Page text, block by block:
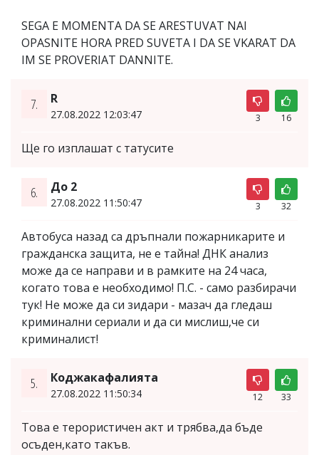
SEGA E MOMENTA DA SE ARESTUVAT NAI
OPASNITE HORA PRED SUVETA I DA SE VKARAT DA
IM SE PROVERIAT DANNITE.
7. R
27.08.2022 12:03:47 3 16
Ще го изплашат с татусите
6. До 2
27.08.2022 11:50:47 3 32
Автобуса назад са дръпнали пожарникарите и
гражданска защита, не е тайна! ДНК анализ
може да се направи и в рамките на 24 часа,
когато това е необходимо! П.С. - само разбирачи
тук! Не може да си зидари - мазач да гледаш
криминални сериали и да си мислиш,че си
криминалист!
5. Коджакафалията
27.08.2022 11:50:34 12 33
Това е терористичен акт и трябва,да бъде
осъден,като такъв.